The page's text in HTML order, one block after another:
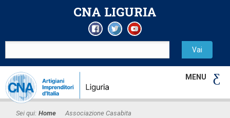
CNA LIGURIA
MENU
Sei qui: Home Associazione Casabita